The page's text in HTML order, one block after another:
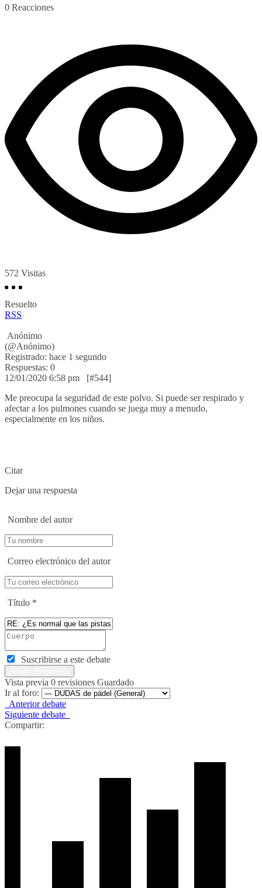
0 Reacciones
572 Visitas
Resuelto
RSS
Anónimo
(@Anónimo)
Registrado: hace 1 segundo
Respuestas: 0
12/01/2020 6:58 pm
[#544]
Me preocupa la seguridad de este polvo. Si puede ser respirado y
afectar a los pulmones cuando se juega muy a menudo,
especialmente en los niños.
Citar
Dejar una respuesta
Nombre del autor
Correo electrónico del autor
Título *
Suscribirse a este debate
Vista previa 0 revisiones Guardado
Ir al foro:
Anterior debate
Siguiente debate
Compartir: